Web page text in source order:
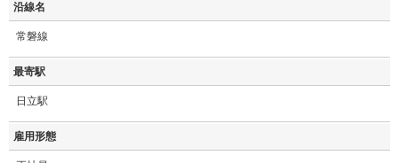
沿線名
常磐線
最寄駅
日立駅
雇用形態